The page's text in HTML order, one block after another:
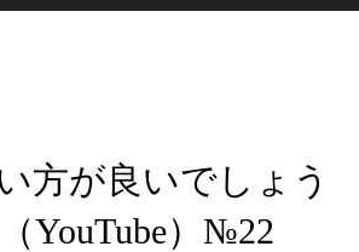
方が良いでしょう
YouTube）№22